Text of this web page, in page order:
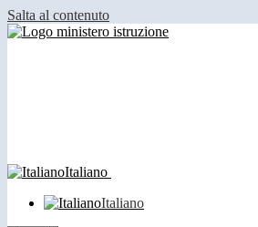
Salta al contenuto
Italiano
Italiano